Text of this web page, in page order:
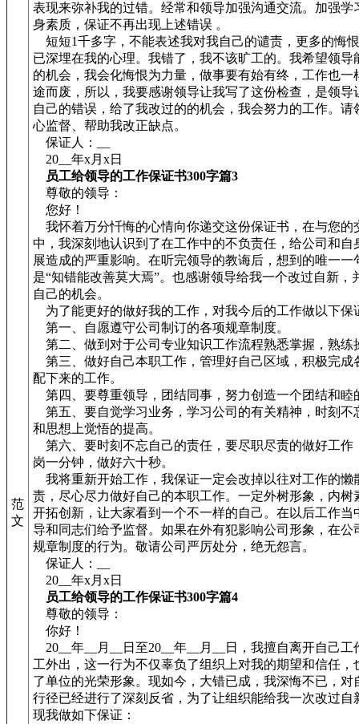
范
文
表现来弥补我的过错。经常和领导加强沟通交流。加强学
身素质，保证不再出现上述错误 。
短短1千多字，不能表述我对我自己的谴责，更多的悔
已深埋在我的心理。我错了，我不该旷工的。我希望领导
的机会，我会化悔恨为力量，做事要有始有终，工作也一
途而废，所以，我要感谢领导让我写了这份检查，是领导
自己的错误，给了我改过的的机会，我会努力的工作。请
心监督、帮助我改正缺点。
保证人：__
20__年x月x日
员工给领导的工作保证书300字篇3
尊敬的领导：
您好！
我怀着万分忏悔的心情向你递交这份保证书，在与您的
中，我深刻地认识到了在工作中的不负责任，给公司和自
展造成的严重影响。在听完领导的教诲后，想到的唯一一
是“知错能改善莫大焉”。也感谢领导给我一个改过自新，
自己的机会。
为了能更好的做好我的工作，对我今后的工作做以下保
第一、自愿遵守公司制订的各项规章制度。
第二、做到对于公司专业知识工作流程熟悉掌握，熟练
第三、做好自己本职工作，管理好自己区域，积极完成
配下来的工作。
第四、要尊重领导，团结同事，努力创造一个团结和睦
第五、要自觉学习业务，学习公司的有关精神，时刻不
和思想上觉悟的提高。
第六、要时刻不忘自己的责任，要尽职尽责的做好工作
岗一分钟，做好六十秒。
我将重新开始工作，我保证一定会改掉以往对工作的懒
责，尽心尽力做好自己的本职工作。一定外树形象，内树
开拓创新，让大家看到一个不一样的自己。在以后工作当
导和同志们给予监督。如果在外有犯影响公司形象，在公
规章制度的行为。敬请公司严厉处分，绝无怨言。
保证人：__
20__年x月x日
员工给领导的工作保证书300字篇4
尊敬的领导：
你好！
20__年__月__日至20__年__月__日，我擅自离开自己工
工外出，这一行为不仅辜负了组织上对我的期望和信任，
了单位的光荣形象。现如今，大错已成，我深悔不已，对
行径已经进行了深刻反省，为了让组织能给我一次改过自
现我做如下保证：